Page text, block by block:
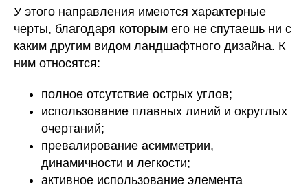
У этого направления имеются характерные
черты, благодаря которым его не спутаешь ни с
каким другим видом ландшафтного дизайна. К
ним относятся:
полное отсутствие острых углов;
использование плавных линий и округлых
очертаний;
превалирование асимметрии,
динамичности и легкости;
активное использование элемента